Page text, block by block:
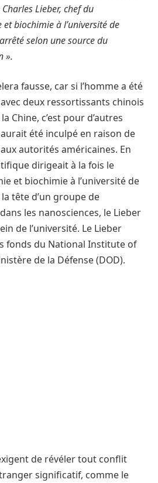
Lieber, chef du
biochimie à l’université de
selon une source du
».
fausse, car si l’homme a été
deux ressortissants chinois
Chine, c’est pour d’autres
aurait été inculpé en raison de
autorités américaines. En
dirigeait à la fois le
et biochimie à l’université de
tête d’un groupe de
les nanosciences, le Lieber
de l’université. Le Lieber
fonds du National Institute of
de la Défense (DOD).
de révéler tout conflit
significatif, comme le